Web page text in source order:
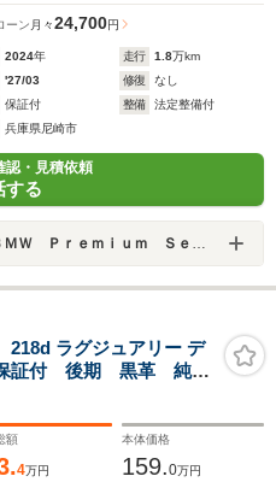
ーン 月々24,700円
2024年 走行 1.8万km
'27/03 修復
なし
保証付 整備
法定整備付
兵庫県尼崎市
認・見積依頼
する
ｍｉｕｍ Ｓｅｌｅｃｔｉｏｎ 尼崎
ラグジュアリー デ
保証付 後期 黒革 純正
ドアップディスプレ
ート シートヒータ
ACC LEDヘッドラ
額
4万円
本体価格
159.0万円